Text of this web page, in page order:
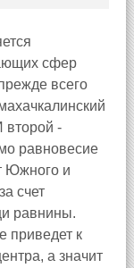
сфер
всего
второй -
равновесие
Южного и
счет
равнины.
приведет к
а значит